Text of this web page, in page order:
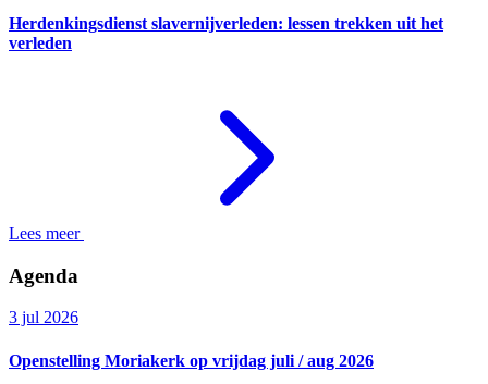
Herdenkingsdienst slavernijverleden: lessen trekken uit het
verleden
Lees meer
Agenda
3 jul 2026
Openstelling Moriakerk op vrijdag juli / aug 2026